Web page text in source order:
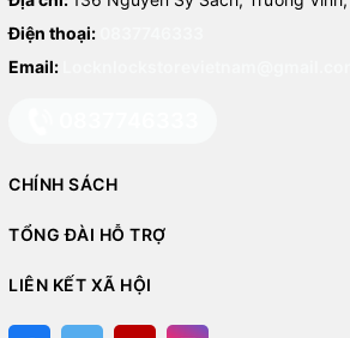
Điện thoại:
Email:
CHÍNH SÁCH
TỔNG ĐÀI HỖ TRỢ
LIÊN KẾT XÃ HỘI